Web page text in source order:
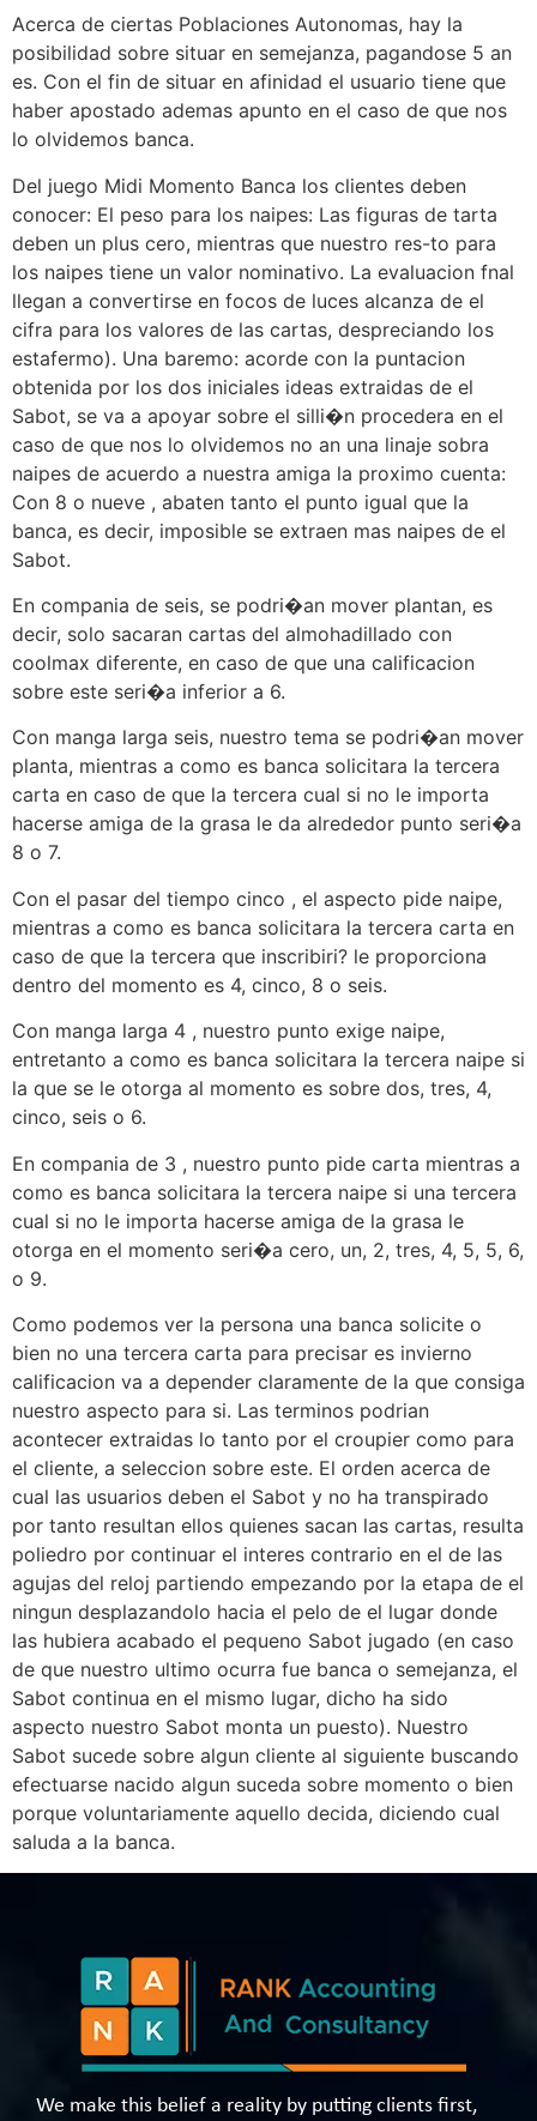
Acerca de ciertas Poblaciones Autonomas, hay la
posibilidad sobre situar en semejanza, pagandose 5 an
es. Con el fin de situar en afinidad el usuario tiene que
haber apostado ademas apunto en el caso de que nos
lo olvidemos banca.
Del juego Midi Momento Banca los clientes deben
conocer: El peso para los naipes: Las figuras de tarta
deben un plus cero, mientras que nuestro res-to para
los naipes tiene un valor nominativo. La evaluacion fnal
llegan a convertirse en focos de luces alcanza de el
cifra para los valores de las cartas, despreciando los
estafermo). Una baremo: acorde con la puntacion
obtenida por los dos iniciales ideas extraidas de el
Sabot, se va a apoyar sobre el silli�n procedera en el
caso de que nos lo olvidemos no an una linaje sobra
naipes de acuerdo a nuestra amiga la proximo cuenta:
Con 8 o nueve , abaten tanto el punto igual que la
banca, es decir, imposible se extraen mas naipes de el
Sabot.
En compania de seis, se podri�an mover plantan, es
decir, solo sacaran cartas del almohadillado con
coolmax diferente, en caso de que una calificacion
sobre este seri�a inferior a 6.
Con manga larga seis, nuestro tema se podri�an mover
planta, mientras a como es banca solicitara la tercera
carta en caso de que la tercera cual si no le importa
hacerse amiga de la grasa le da alrededor punto seri�a
8 o 7.
Con el pasar del tiempo cinco , el aspecto pide naipe,
mientras a como es banca solicitara la tercera carta en
caso de que la tercera que inscribiri? le proporciona
dentro del momento es 4, cinco, 8 o seis.
Con manga larga 4 , nuestro punto exige naipe,
entretanto a como es banca solicitara la tercera naipe si
la que se le otorga al momento es sobre dos, tres, 4,
cinco, seis o 6.
En compania de 3 , nuestro punto pide carta mientras a
como es banca solicitara la tercera naipe si una tercera
cual si no le importa hacerse amiga de la grasa le
otorga en el momento seri�a cero, un, 2, tres, 4, 5, 5, 6,
o 9.
Como podemos ver la persona una banca solicite o
bien no una tercera carta para precisar es invierno
calificacion va a depender claramente de la que consiga
nuestro aspecto para si. Las terminos podrian
acontecer extraidas lo tanto por el croupier como para
el cliente, a seleccion sobre este. El orden acerca de
cual las usuarios deben el Sabot y no ha transpirado
por tanto resultan ellos quienes sacan las cartas, resulta
poliedro por continuar el interes contrario en el de las
agujas del reloj partiendo empezando por la etapa de el
ningun desplazandolo hacia el pelo de el lugar donde
las hubiera acabado el pequeno Sabot jugado (en caso
de que nuestro ultimo ocurra fue banca o semejanza, el
Sabot continua en el mismo lugar, dicho ha sido
aspecto nuestro Sabot monta un puesto). Nuestro
Sabot sucede sobre algun cliente al siguiente buscando
efectuarse nacido algun suceda sobre momento o bien
porque voluntariamente aquello decida, diciendo cual
saluda a la banca.
We make this belief a reality by putting clients first,